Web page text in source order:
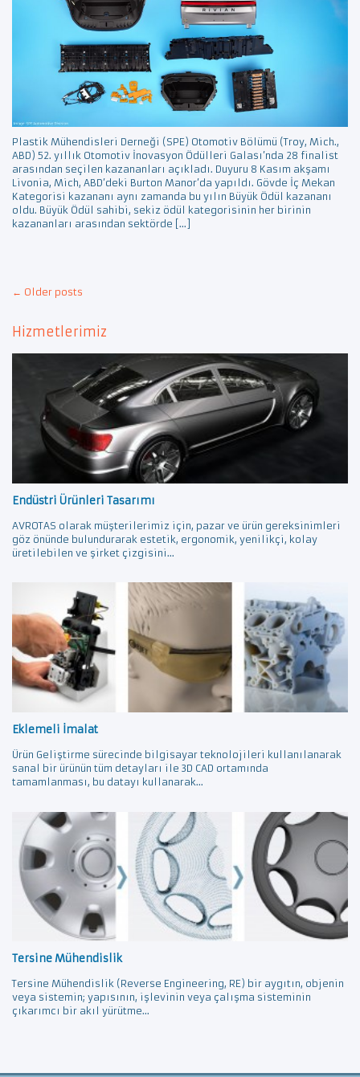
Plastik Mühendisleri Derneği (SPE) Otomotiv Bölümü (Troy, Mich.,
ABD) 52. yıllık Otomotiv İnovasyon Ödülleri Galası’nda 28 finalist
arasından seçilen kazananları açıkladı. Duyuru 8 Kasım akşamı
Livonia, Mich, ABD’deki Burton Manor’da yapıldı. Gövde İç Mekan
Kategorisi kazananı aynı zamanda bu yılın Büyük Ödül kazananı
oldu. Büyük Ödül sahibi, sekiz ödül kategorisinin her birinin
kazananları arasından sektörde […]
Post
navigation
← Older posts
Hizmetlerimiz
Endüstri Ürünleri Tasarımı
AVROTAS olarak müşterilerimiz için, pazar ve ürün gereksinimleri
göz önünde bulundurarak estetik, ergonomik, yenilikçi, kolay
üretilebilen ve şirket çizgisini...
Eklemeli İmalat
Ürün Geliştirme sürecinde bilgisayar teknolojileri kullanılanarak
sanal bir ürünün tüm detayları ile 3D CAD ortamında
tamamlanması, bu datayı kullanarak...
Tersine Mühendislik
Tersine Mühendislik (Reverse Engineering, RE) bir aygıtın, objenin
veya sistemin; yapısının, işlevinin veya çalışma sisteminin
çıkarımcı bir akıl yürütme...